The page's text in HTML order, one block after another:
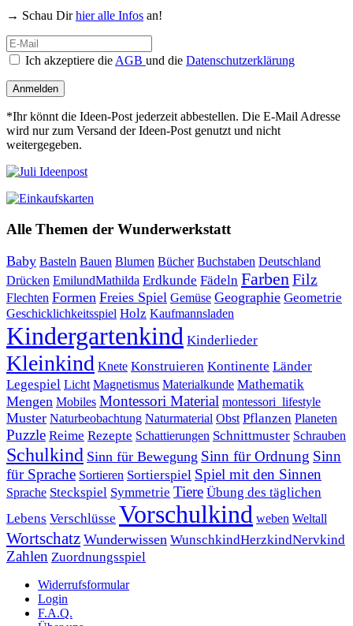
→ Schau Dirhier alle Infos an!
Ich akzeptiere dieAGB und die Datenschutzerklärung
Anmelden
*Ihr könnt die Ideen-Post jederzeit abbestellen. Die E-Mail Adresse
wird nur zum Versand der Ideen-Post genutzt und nicht
weitergegeben.
Alle Themen der Wunderwerkstatt
Baby Basteln Bauen Blumen Bücher Buchstaben Deutschland
Drücken EmilundMathilda Erdkunde Fädeln FarbenFilz
Flechten Formen Freies Spiel Gemüse Geographie Geometrie
Geschicklichkeitsspiel Holz Kaufmannsladen
Kindergartenkind Kinderlieder
Kleinkind Knete Konstruieren Kontinente Länder
Legespiel Licht Magnetismus Materialkunde Mathematik
Mengen Mobiles Montessori Material montessori_lifestyle
Muster Naturbeobachtung Naturmaterial Obst Pflanzen Planeten
Puzzle Reime Rezepte Schattierungen Schnittmuster Schrauben
Schulkind Sinn für Bewegung Sinn für Ordnung Sinn
für Sprache Sortieren Sortierspiel Spiel mit den Sinnen
Sprache Steckspiel Symmetrie Tiere Übung des täglichen
Lebens Verschlüsse Vorschulkind weben Weltall
Wortschatz Wunderwissen WunschkindHerzkindNervkind
Zahlen Zuordnungsspiel
Widerrufsformular
Login
F.A.Q.